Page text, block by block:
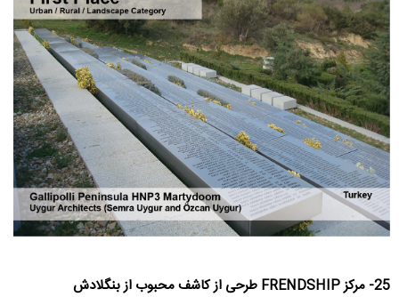
25- مرکز FRENDSHIP طرحی از کاشف محبوب از بنگلادش